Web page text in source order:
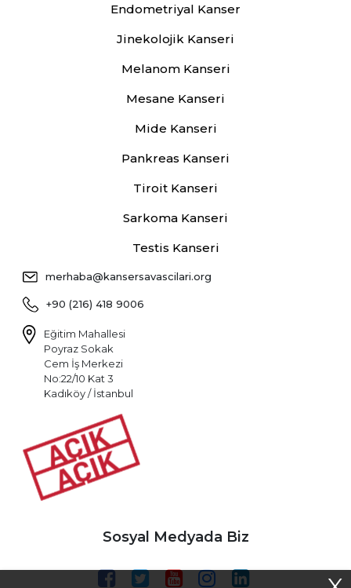
Endometriyal Kanser
Jinekolojik Kanseri
Melanom Kanseri
Mesane Kanseri
Mide Kanseri
Pankreas Kanseri
Tiroit Kanseri
Sarkoma Kanseri
Testis Kanseri
merhaba@kansersavascilari.org
+90 (216) 418 9006
Eğitim Mahallesi
Poyraz Sokak
Cem İş Merkezi
No:22/10 Kat 3
Kadıköy / İstanbul
Sosyal Medyada Biz